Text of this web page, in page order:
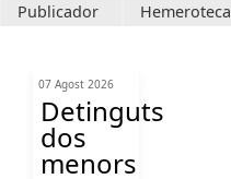
Publicador Hemeroteca
07 Agost 2026
Detinguts
dos
menors